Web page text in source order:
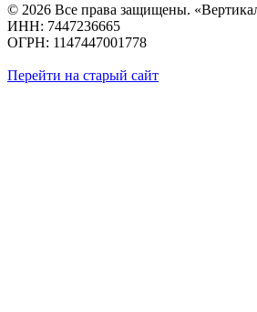
© 2026 Все права защищены.
ИНН: 7447236665
ОГРН: 1147447001778
Перейти на старый сайт